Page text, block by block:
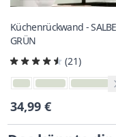
Küchenrückwand -
GRÜN
(21)
34,99 €